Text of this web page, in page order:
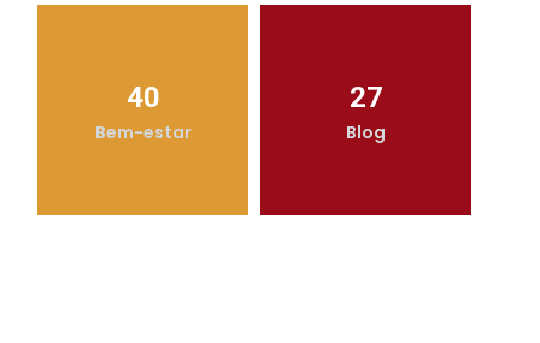
40
Bem-estar
27
Blog